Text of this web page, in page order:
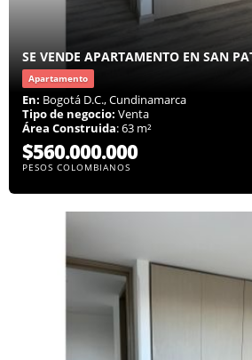
SE VENDE APARTAMENTO EN SAN
Apartamento
En: Bogotá D.C., Cundinamarca
Tipo de negocio: Venta
Área Construida: 63 m²
$560.000.000
PESOS COLOMBIANOS